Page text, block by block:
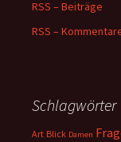
RSS – Beiträge
RSS –
Schlagwörter
Art Blick Damen